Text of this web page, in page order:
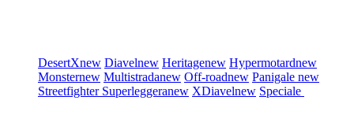
DesertXnew Diavelnew Heritagenew Hypermotardnew
Monsternew Multistradanew Off-roadnew Panigale new
Streetfighter Superleggeranew XDiavelnew Speciale